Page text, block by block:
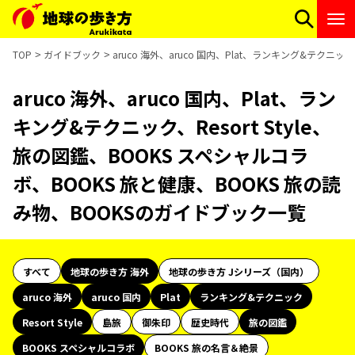
TOP ガイドブック aruco 海外、aruco 国内、Plat、ランキング&テクニッ
aruco 海外、aruco 国内、Plat、ラン
キング&テクニック、Resort Style、
旅の図鑑、BOOKS スペシャルコラ
ボ、BOOKS 旅と健康、BOOKS 旅の読
み物、BOOKSのガイドブック一覧
すべて 地球の歩き方 海外
地球の歩き方 Jシリーズ（国内）
aruco 海外
aruco 国内 Plat
ランキング&テクニック
Resort Style
島旅 御朱印 歴史時代
旅の図鑑
BOOKS スペシャルコラボ
BOOKS 旅の名言＆絶景